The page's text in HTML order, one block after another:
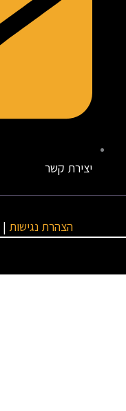
יצירת קשר
הצהרת נגישות|